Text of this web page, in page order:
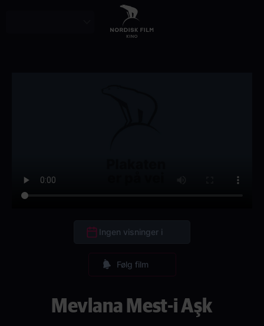
Ingen visninger i
Følg film
Mevlana Mest-i Aşk